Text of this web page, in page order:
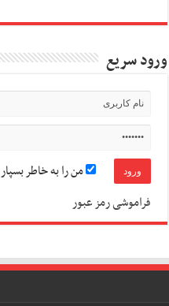
ورود سریع
من را به خاطر بسپار
فراموشی رمز عبور